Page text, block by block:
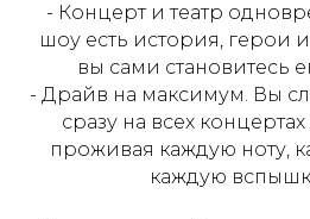
- Концерт и театр
шоу есть история, герои
вы сами становитесь
- Драйв на максимум. Вы
сразу на всех
проживая каждую ноту,
каждую